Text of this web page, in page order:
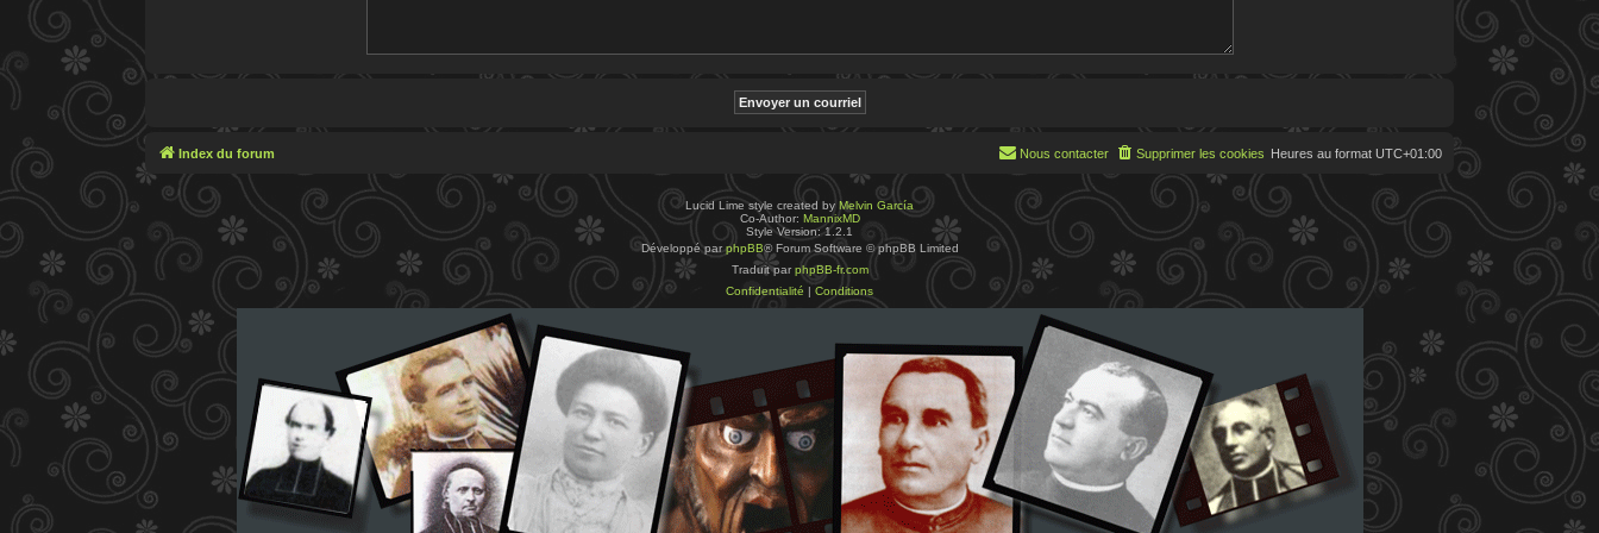
Index du forum Heures au format UTC+01:00
Supprimer les cookies
Nous contacter
Lucid Lime style created by Melvin García
Co-Author: MannixMD
Style Version: 1.2.1
Développé parphpBB® Forum Software © phpBB Limited
Traduit par phpBB-fr.com
Confidentialité | Conditions